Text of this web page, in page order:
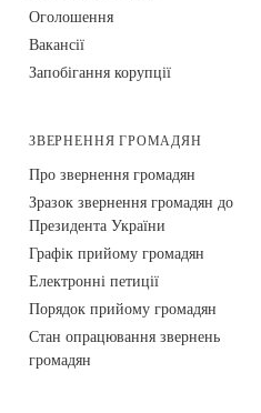
Оголошення
Вакансії
Запобігання корупції
ЗВЕРНЕННЯ ГРОМАДЯН
Про звернення громадян
Зразок звернення громадян до
Президента України
Графік прийому громадян
Електронні петиції
Порядок прийому громадян
Стан опрацювання звернень
громадян